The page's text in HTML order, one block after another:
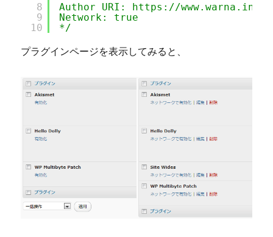
8
9
10
Author URI:
https://www.warna.info/
Network: true
*/
プラグインページを表示してみると、